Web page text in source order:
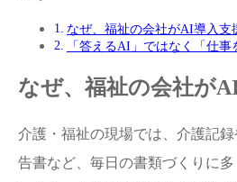
なぜ、福祉の会社がAI導入支
「答えるAI」ではなく「仕
なぜ、福祉の会社が
介護・福祉の現場では、介護記
告書など、毎日の書類づくりに